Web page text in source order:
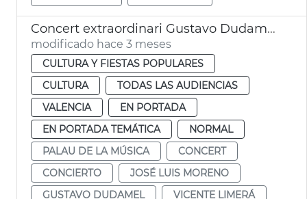
Concert extraordinari Gustavo Dudamel Palau de la Música de València
modificado hace 3 meses
CULTURA Y FIESTAS POPULARES
CULTURA
TODAS LAS AUDIENCIAS
VALENCIA
EN PORTADA
EN PORTADA TEMÁTICA
NORMAL
PALAU DE LA MÚSICA
CONCERT
CONCIERTO
JOSÉ LUIS MORENO
GUSTAVO DUDAMEL
VICENTE LIMERÁ